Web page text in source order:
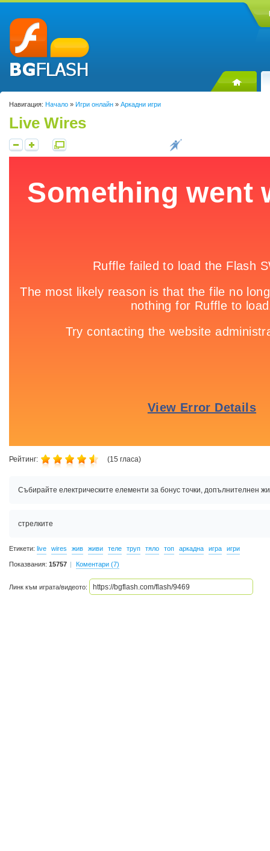
Навигация: Начало » Игри онлайн » Аркадни игри
Live Wires
Рейтинг: (15 гласа)
Събирайте електрическите елементи за бонус точки, допълнителнен
стрелките
Етикети: live wires жив живи теле труп тяло топ аркадна игра игри
Показвания: 15757 Коментари (7)
Линк към играта/видеото: